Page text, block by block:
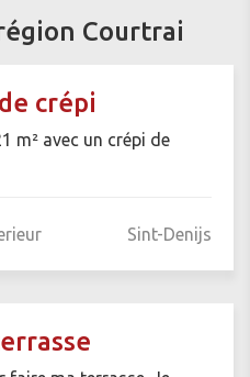
Courtrai
crépi
m² avec un crépi de
Sint-Denijs